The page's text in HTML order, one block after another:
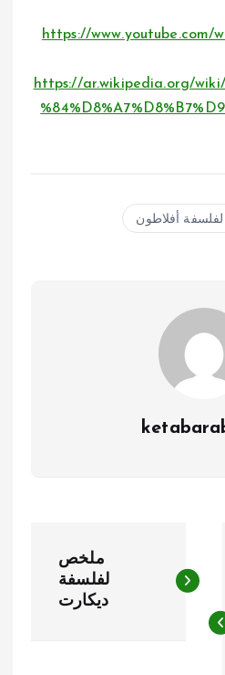
https://www.youtube.com/
https://ar.wikipedia.org/wiki/
أفلاطون
ملخص
لفلسفة
ديكارت